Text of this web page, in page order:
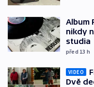
Album
nikdy
studia
před 13 h
VIDEO
Dvě